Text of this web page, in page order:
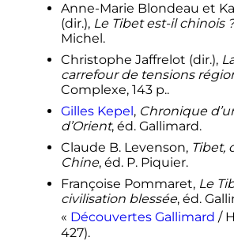
Anne-Marie Blondeau et
(dir.), Le Tibet est-il chinois ?
Michel.
Christophe Jaffrelot (dir.),
carrefour de tensions
Complexe, 143 p..
Gilles Kepel , Chronique
d’Orient, éd. Gallimard.
Claude B. Levenson, Tibet,
Chine, éd. P. Piquier.
Françoise Pommaret, Le
civilisation blessée, éd.
« Découvertes Gallimard /
427).